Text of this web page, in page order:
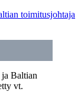
toimitusjohtaja
ja Baltian
vt.